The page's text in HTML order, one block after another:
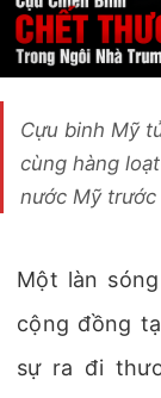
Cựu binh Mỹ
cùng hàng
nước Mỹ
Một làn
cộng đồng
sự ra đi